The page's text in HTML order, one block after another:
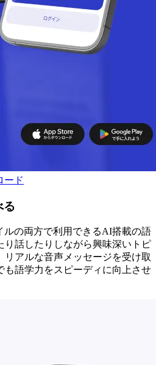
ード
る
ルの両方で利用できるAI搭載の語
り話したりしながら興味深いトピ
リアルな音声メッセージを受け取
も語学力をスピーディに向上させ